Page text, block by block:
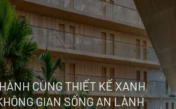
CÙNG THIẾT KẾ XANH
GIAN SỐNG AN LÀNH